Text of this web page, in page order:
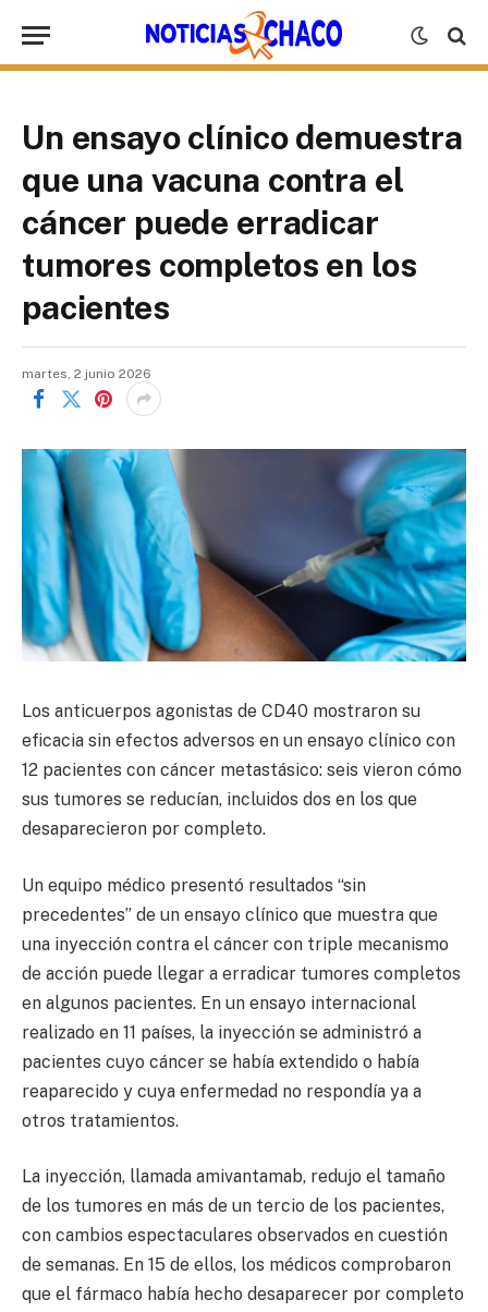
Un ensayo clínico demuestra
que una vacuna contra el
cáncer puede erradicar
tumores completos en los
pacientes
martes, 2 junio 2026
Los anticuerpos agonistas de CD40 mostraron su
eficacia sin efectos adversos en un ensayo clínico con
12 pacientes con cáncer metastásico: seis vieron cómo
sus tumores se reducían, incluidos dos en los que
desaparecieron por completo.
Un equipo médico presentó resultados “sin
precedentes” de un ensayo clínico que muestra que
una inyección contra el cáncer con triple mecanismo
de acción puede llegar a erradicar tumores completos
en algunos pacientes. En un ensayo internacional
realizado en 11 países, la inyección se administró a
pacientes cuyo cáncer se había extendido o había
reaparecido y cuya enfermedad no respondía ya a
otros tratamientos.
La inyección, llamada amivantamab, redujo el tamaño
de los tumores en más de un tercio de los pacientes,
con cambios espectaculares observados en cuestión
de semanas. En 15 de ellos, los médicos comprobaron
que el fármaco había hecho desaparecer por completo